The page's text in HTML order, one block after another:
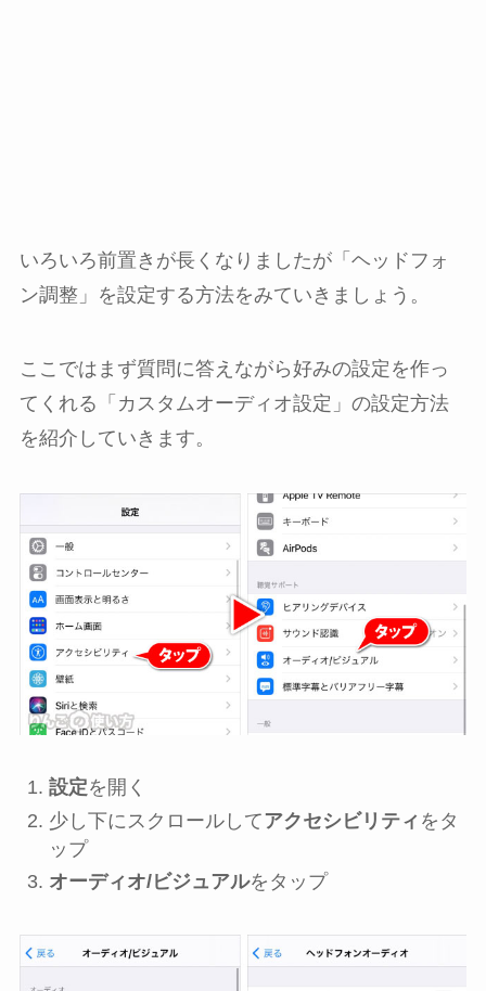
いろいろ前置きが長くなりましたが「ヘッドフォ
ン調整」を設定する方法をみていきましょう。
ここではまず質問に答えながら好みの設定を作っ
てくれる「カスタムオーディオ設定」の設定方法
を紹介していきます。
設定を開く
少し下にスクロールしてアクセシビリティ をタ
ップ
オーディオ/ビジュアルをタップ